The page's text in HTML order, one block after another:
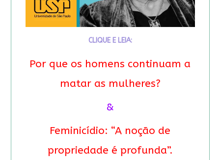
CLIQUE E LEIA:
Por que os homens continuam a
matar as mulheres?
&
Feminicídio: “A noção de
propriedade é profunda”.